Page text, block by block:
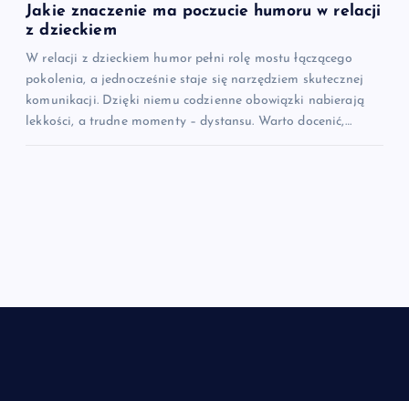
Jakie znaczenie ma poczucie humoru w relacji
z dzieckiem
W relacji z dzieckiem humor pełni rolę mostu łączącego
pokolenia, a jednocześnie staje się narzędziem skutecznej
komunikacji. Dzięki niemu codzienne obowiązki nabierają
lekkości, a trudne momenty – dystansu. Warto docenić,…